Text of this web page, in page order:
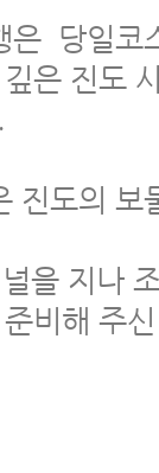
은 당일코
은 진도
진도의 보
을 지나
비해 주